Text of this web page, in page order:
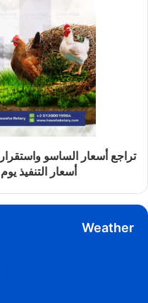
تراجع أسعار الساسو
أسعار التنفيذ يوم
Weather